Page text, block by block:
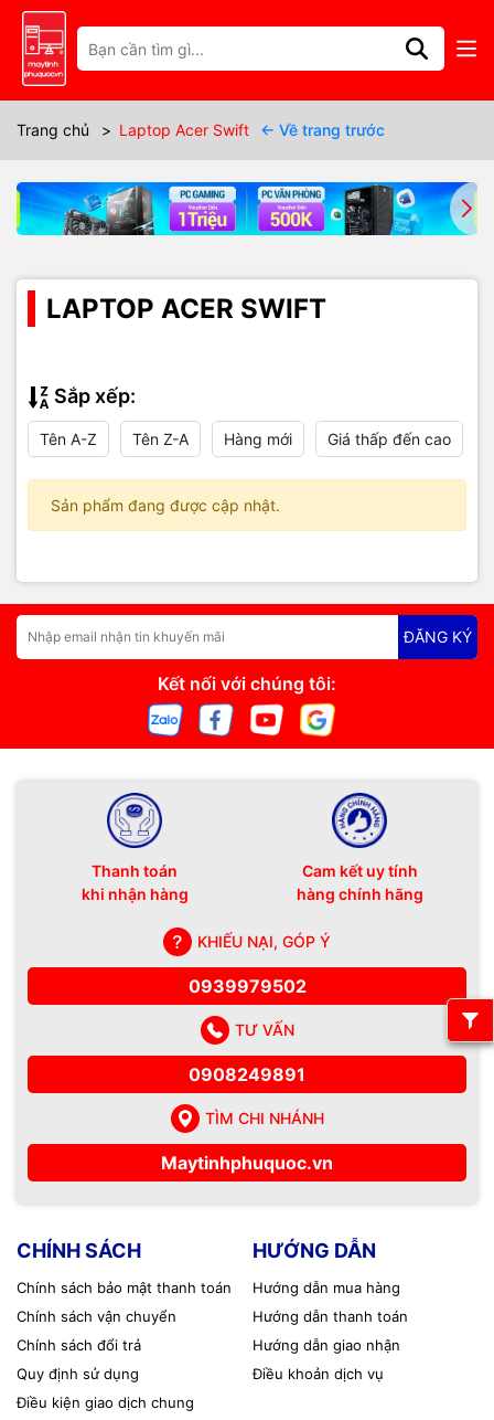
Trang chủ > Laptop Acer Swift ← Về trang trước
LAPTOP ACER SWIFT
Sắp xếp:
Tên A-Z Tên Z-A Hàng mới Giá thấp đến cao
Sản phẩm đang được cập nhật.
ĐĂNG KÝ
Kết nối với chúng tôi:
Thanh toán
khi nhận hàng
Cam kết uy tính
hàng chính hãng
KHIẾU NẠI, GÓP Ý
0939979502
TƯ VẤN
0908249891
TÌM CHI NHÁNH
Maytinhphuquoc.vn
CHÍNH SÁCH
Chính sách bảo mật thanh toán
Chính sách vận chuyển
Chính sách đổi trả
Quy định sử dụng
Điều kiện giao dịch chung
HƯỚNG DẪN
Hướng dẫn mua hàng
Hướng dẫn thanh toán
Hướng dẫn giao nhận
Điều khoản dịch vụ